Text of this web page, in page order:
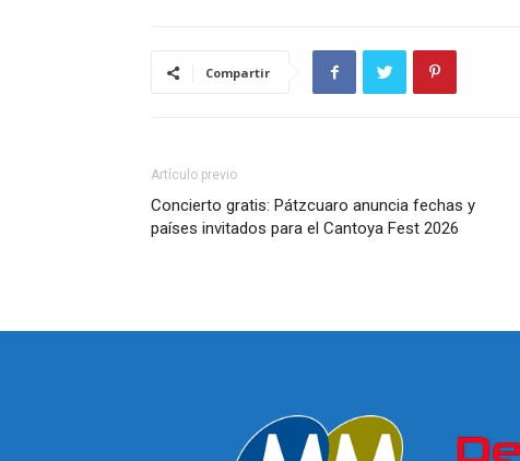
Compartir
Artículo previo
Concierto gratis: Pátzcuaro anuncia fechas y
países invitados para el Cantoya Fest 2026